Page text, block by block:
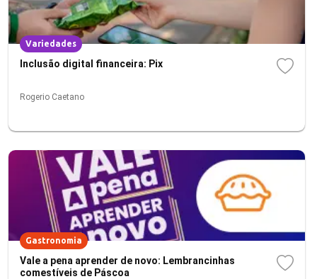
Variedades
Inclusão digital financeira: Pix
Rogerio Caetano
Gastronomia
Vale a pena aprender de novo: Lembrancinhas
comestíveis de Páscoa